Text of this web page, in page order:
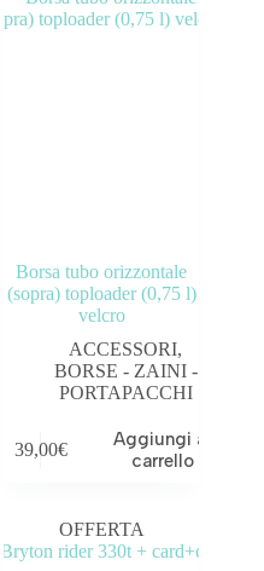
Borsa tubo orizzontale
(sopra) toploader (0,75 l)
velcro
ACCESSORI,
BORSE - ZAINI -
PORTAPACCHI
39,00€
Aggiungi al
carrello
OFFERTA